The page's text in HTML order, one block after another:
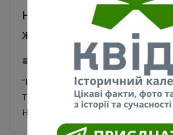
Нічний тролейбус на
життя. Відео
“Шеф, у вас наср*ли!” Як працює
Троєщину Найдешевший спосіб
Нічліг і пункт обігріву на колесах